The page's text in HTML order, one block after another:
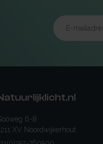
6-8
XV Noordwijkerhout